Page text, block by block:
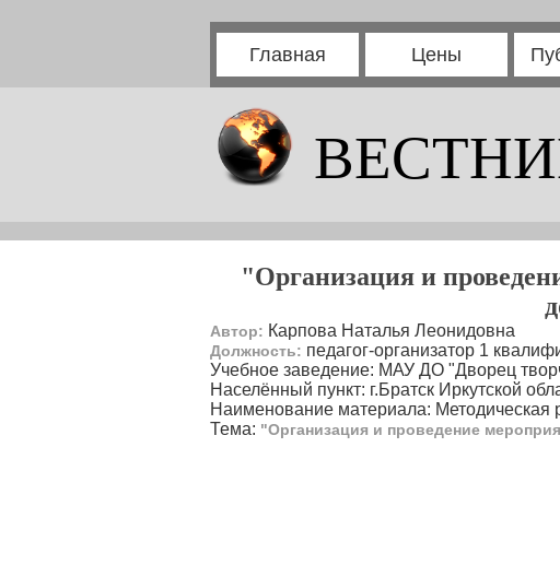
Главная Цены
"Организация и
Автор: Карпова Наталья Леонидовна
Должность: педагог-организатор 1
Учебное заведение: МАУ ДО "Дворец
Населённый пункт: г.Братск Иркутской
Наименование материала: Методическая
Тема: "Организация и проведение